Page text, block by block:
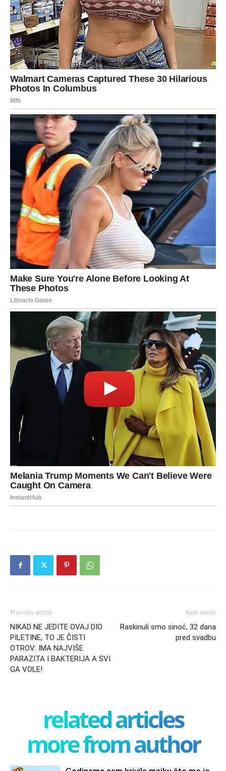
Previous article
NIKAD NE JEDITE OVAJ DIO
PILETINE, TO JE ČISTI
OTROV: IMA NAJVIŠE
PARAZITA I BAKTERIJA A SVI
GA VOLE!
Next article
Raskinuli smo sinoć, 32 dana
pred svadbu
related articles
more from author